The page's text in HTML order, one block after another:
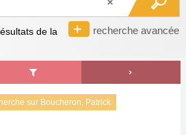
recherche avancée
de la
sur Boucheron, Patrick